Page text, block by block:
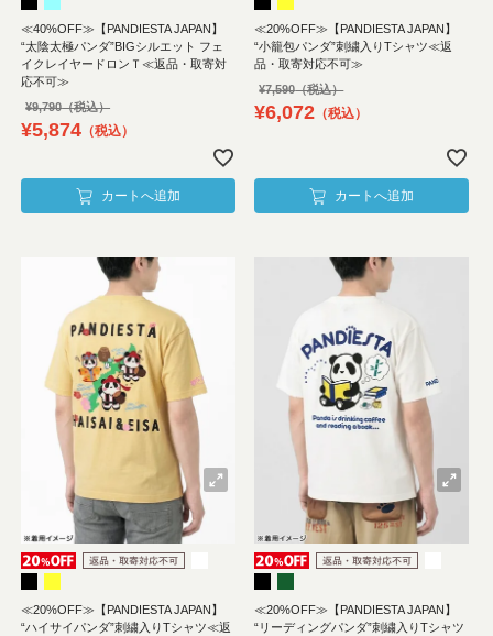
≪40%OFF≫【PANDIESTA JAPAN】
“太陰太極パンダ”BIGシルエット フェ
イクレイヤードロンＴ≪返品・取寄対
応不可≫
¥9,790
¥5,874 税込
カートへ追加
≪20%OFF≫【PANDIESTA JAPAN】
“小籠包パンダ”刺繍入りTシャツ≪返
品・取寄対応不可≫
¥7,590
¥6,072 税込
カートへ追加
≪20%OFF≫【PANDIESTA JAPAN】
“ハイサイパンダ”刺繍入りTシャツ≪返
≪20%OFF≫【PANDIESTA JAPAN】
“リーディングパンダ”刺繍入りTシャツ